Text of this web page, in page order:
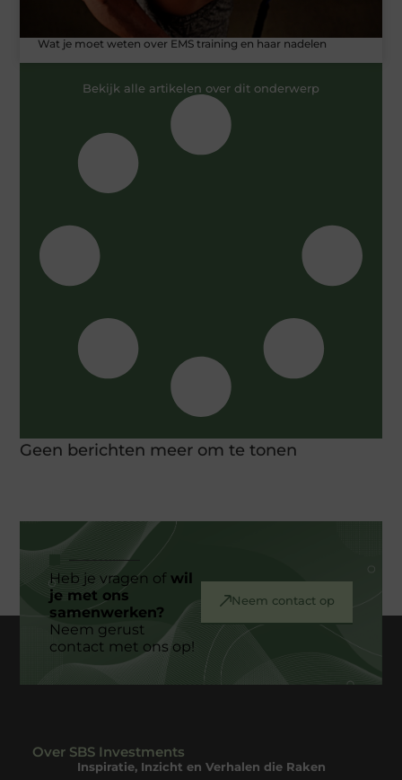
Wat je moet weten over EMS training en haar nadelen
Bekijk alle artikelen over dit onderwerp
Geen berichten meer om te tonen
Heb je vragen ofwil
je met ons
samenwerken?
Neem gerust
contact met ons op!
Neem contact op
Over SBS Investments
Inspiratie, Inzicht en Verhalen die Raken